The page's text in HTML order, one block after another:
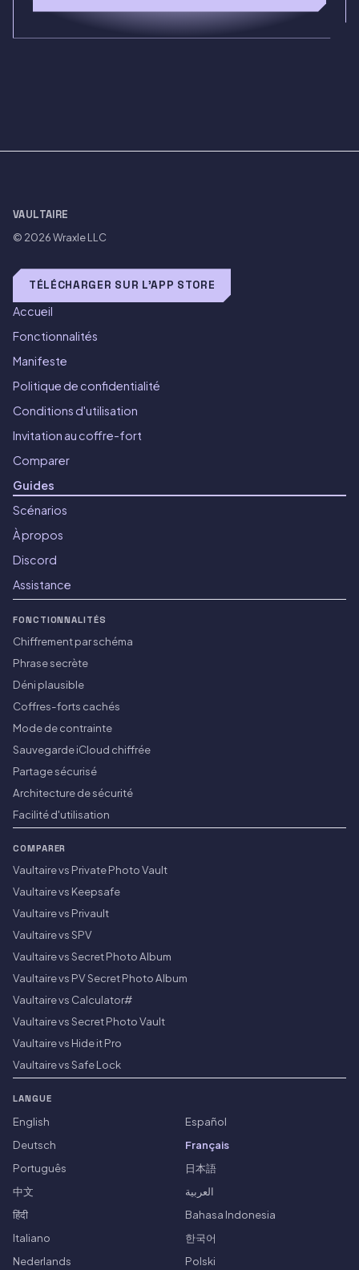
VAULTAIRE
© 2026Wraxle LLC
TÉLÉCHARGER SUR L'APP STORE
Accueil
Fonctionnalités
Manifeste
Politique de confidentialité
Conditions d'utilisation
Invitation au coffre-fort
Comparer
Guides
Scénarios
À propos
Discord
Assistance
FONCTIONNALITÉS
Chiffrement par schéma
Phrase secrète
Déni plausible
Coffres-forts cachés
Mode de contrainte
Sauvegarde iCloud chiffrée
Partage sécurisé
Architecture de sécurité
Facilité d'utilisation
COMPARER
Vaultaire vs Private Photo Vault
Vaultaire vs Keepsafe
Vaultaire vs Privault
Vaultaire vs SPV
Vaultaire vs Secret Photo Album
Vaultaire vs PV Secret Photo Album
Vaultaire vs Calculator#
Vaultaire vs Secret Photo Vault
Vaultaire vs Hide it Pro
Vaultaire vs Safe Lock
LANGUE
English
Español
Deutsch
Français
Português
日本語
中文
العربية
हिंदी
Bahasa Indonesia
Italiano
한국어
Nederlands
Polski